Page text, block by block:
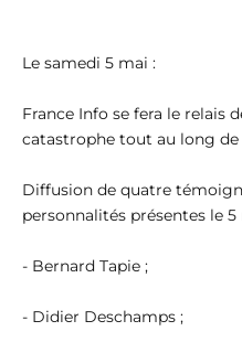
Le samedi 5 mai :
France Info se fera le relais
catastrophe tout au long de
Diffusion de quatre
personnalités présentes le 5
- Bernard Tapie ;
- Didier Deschamps ;